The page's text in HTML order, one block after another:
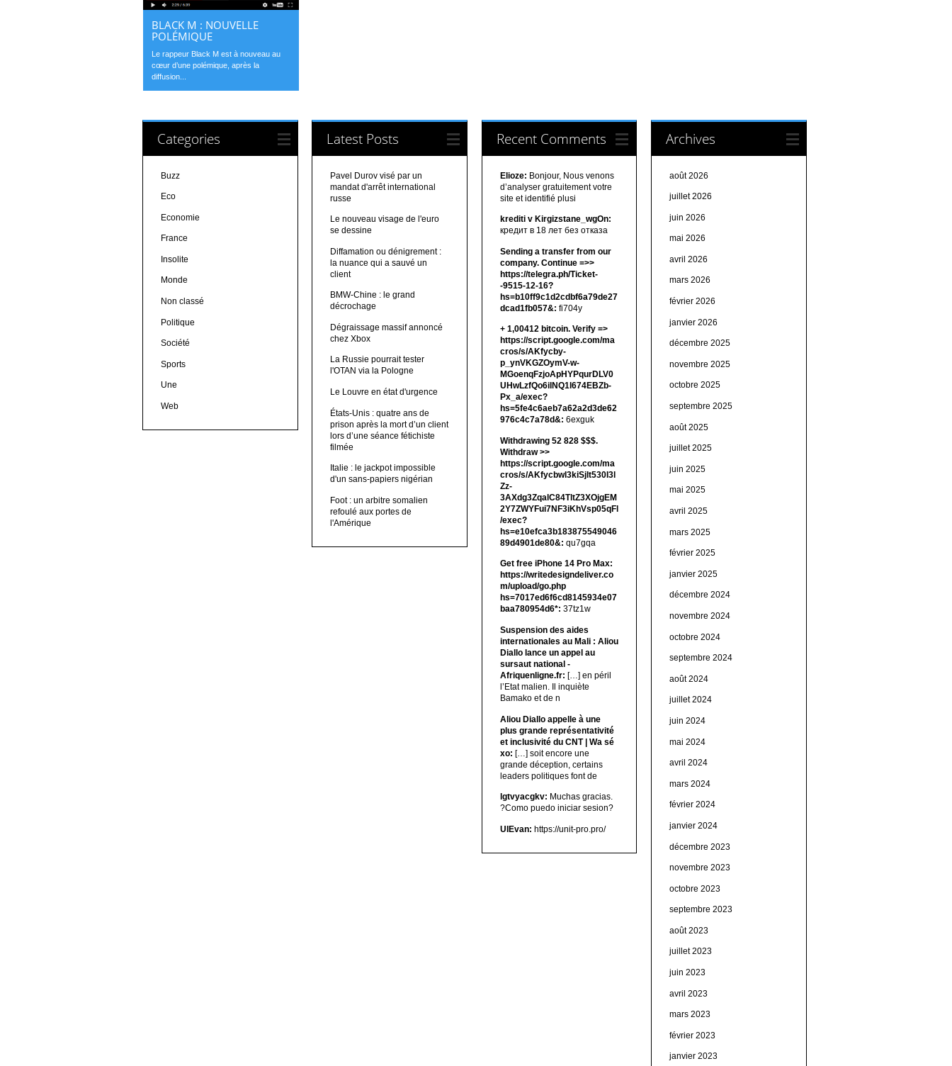
BLACK M : NOUVELLE
POLÉMIQUE
Le rappeur Black M est à nouveau au
cœur d’une polémique, après la
diffusion...
Categories
Buzz
Eco
Economie
France
Insolite
Monde
Non classé
Politique
Société
Sports
Une
Web
Latest Posts
Pavel Durov visé par un
mandat d'arrêt international
russe
Le nouveau visage de l'euro
se dessine
Diffamation ou dénigrement :
la nuance qui a sauvé un
client
BMW-Chine : le grand
décrochage
Dégraissage massif annoncé
chez Xbox
La Russie pourrait tester
l'OTAN via la Pologne
Le Louvre en état d'urgence
États-Unis : quatre ans de
prison après la mort d’un client
lors d’une séance fétichiste
filmée
Italie : le jackpot impossible
d'un sans-papiers nigérian
Foot : un arbitre somalien
refoulé aux portes de
l'Amérique
Recent Comments
Elioze: Bonjour, Nous venons
d’analyser gratuitement votre
site et identifié plusi
krediti v Kirgizstane_wgOn:
кредит в 18 лет без отказа
Sending a transfer from our
company. Continue =>>
https://telegra.ph/Ticket-
-9515-12-16?
hs=b10ff9c1d2cdbf6a79de27
dcad1fb057&: fi704y
+ 1,00412 bitсоin. Verify =>
https://script.google.com/ma
cros/s/AKfycby-
p_ynVKGZOymV-w-
MGoenqFzjoApHYPqurDLV0
UHwLzfQo6ilNQ1l674EBZb-
Px_a/exec?
hs=5fe4c6aeb7a62a2d3de62
976c4c7a78d&: 6exguk
Withdrawing 52 828 $$$.
Withdrаw >>
https://script.google.com/ma
cros/s/AKfycbwl3kiSjlt530I3l
Zz-
3AXdg3ZqalC84TltZ3XOjgEM
2Y7ZWYFui7NF3iKhVsp05qFl
/exec?
hs=e10efca3b183875549046
89d4901de80&: qu7gqa
Get free iPhone 14 Pro Max:
https://writedesigndeliver.co
m/upload/go.php
hs=7017ed6f6cd8145934e07
baa780954d6*: 37tz1w
Suspension des aides
internationales au Mali : Aliou
Diallo lance un appel au
sursaut national -
Afriquenligne.fr: […] en péril
l’Etat malien. Il inquiète
Bamako et de n
Aliou Diallo appelle à une
plus grande représentativité
et inclusivité du CNT | Wa sé
xo: […] soit encore une
grande déception, certains
leaders politiques font de
lgtvyacgkv: Muchas gracias.
?Como puedo iniciar sesion?
UIEvan: https://unit-pro.pro/
Archives
août 2026
juillet 2026
juin 2026
mai 2026
avril 2026
mars 2026
février 2026
janvier 2026
décembre 2025
novembre 2025
octobre 2025
septembre 2025
août 2025
juillet 2025
juin 2025
mai 2025
avril 2025
mars 2025
février 2025
janvier 2025
décembre 2024
novembre 2024
octobre 2024
septembre 2024
août 2024
juillet 2024
juin 2024
mai 2024
avril 2024
mars 2024
février 2024
janvier 2024
décembre 2023
novembre 2023
octobre 2023
septembre 2023
août 2023
juillet 2023
juin 2023
avril 2023
mars 2023
février 2023
janvier 2023